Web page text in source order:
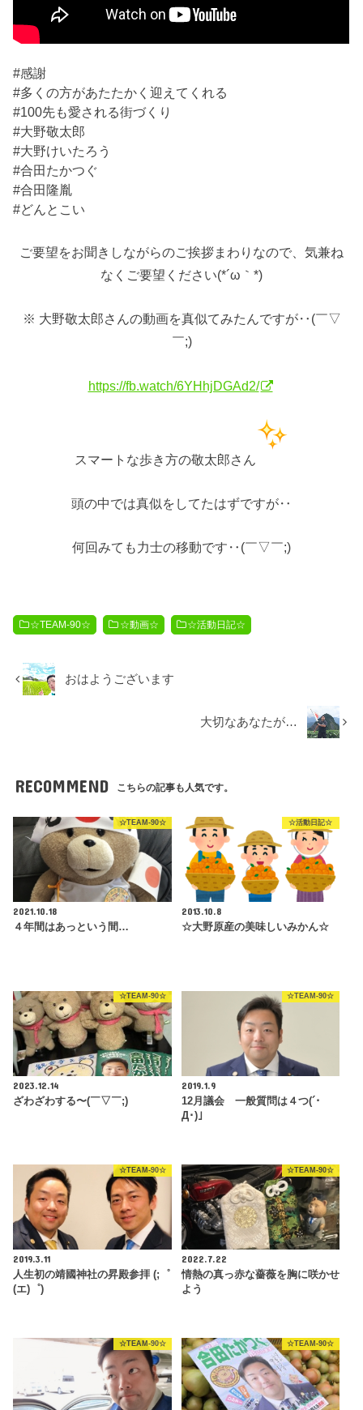
#感謝
#多くの方があたたかく迎えてくれる
#100先も愛される街づくり
#大野敬太郎
#大野けいたろう
#合田たかつぐ
#合田隆胤
#どんとこい
ご要望をお聞きしながらのご挨拶まわりなので、気兼ね
なくご要望ください(*´ω｀*)
※ 大野敬太郎さんの動画を真似てみたんですが‥(￣▽
￣;)
https://fb.watch/6YHhjDGAd2/
スマートな歩き方の敬太郎さん
頭の中では真似をしてたはずですが‥
何回みても力士の移動です‥(￣▽￣;)
☆TEAM-90☆ ☆動画☆ ☆活動日記☆
おはようございます
大切なあなたが…
RECOMMEND こちらの記事も人気です。
☆TEAM-90☆
2021.10.18
４年間はあっという間…
☆活動日記☆
2013.10.8
☆大野原産の美味しいみかん☆
☆TEAM-90☆
2023.12.14
ざわざわする〜(￣▽￣;)
☆TEAM-90☆
2019.1.9
12月議会 一般質問は４つ(´･
Д･)」
☆TEAM-90☆
2019.3.11
人生初の靖國神社の昇殿参拝 (;゜
(エ)゜)
☆TEAM-90☆
2022.7.22
情熱の真っ赤な薔薇を胸に咲かせ
よう
☆TEAM-90☆ ☆TEAM-90☆